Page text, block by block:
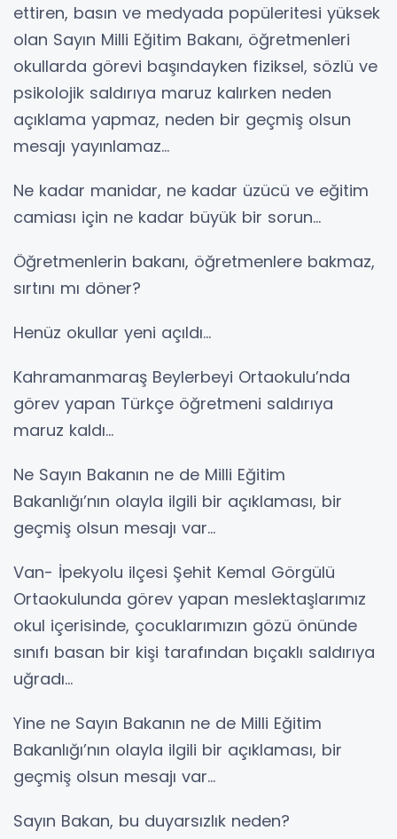
ettiren, basın ve medyada popüleritesi yüksek
olan Sayın Milli Eğitim Bakanı, öğretmenleri
okullarda görevi başındayken fiziksel, sözlü ve
psikolojik saldırıya maruz kalırken neden
açıklama yapmaz, neden bir geçmiş olsun
mesajı yayınlamaz…
Ne kadar manidar, ne kadar üzücü ve eğitim
camiası için ne kadar büyük bir sorun…
Öğretmenlerin bakanı, öğretmenlere bakmaz,
sırtını mı döner?
Henüz okullar yeni açıldı…
Kahramanmaraş Beylerbeyi Ortaokulu’nda
görev yapan Türkçe öğretmeni saldırıya
maruz kaldı…
Ne Sayın Bakanın ne de Milli Eğitim
Bakanlığı’nın olayla ilgili bir açıklaması, bir
geçmiş olsun mesajı var…
Van- İpekyolu ilçesi Şehit Kemal Görgülü
Ortaokulunda görev yapan meslektaşlarımız
okul içerisinde, çocuklarımızın gözü önünde
sınıfı basan bir kişi tarafından bıçaklı saldırıya
uğradı…
Yine ne Sayın Bakanın ne de Milli Eğitim
Bakanlığı’nın olayla ilgili bir açıklaması, bir
geçmiş olsun mesajı var…
Sayın Bakan, bu duyarsızlık neden?